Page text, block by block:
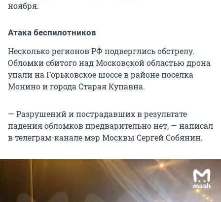
ноября.
Атака беспилотников
Несколько регионов РФ подверглись обстрелу.
Обломки сбитого над Московской областью дрона
упали на Горьковское шоссе в районе поселка
Монино и города Старая Купавна.
— Разрушений и пострадавших в результате
падения обломков предварительно нет, — написал
в телеграм-канале мэр Москвы Сергей Собянин.